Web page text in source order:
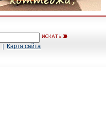
Карта сайта